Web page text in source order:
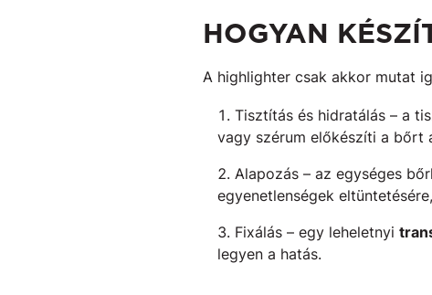
HOGYAN
A highlighter csak akkor mutat
Tisztítás és hidratálás – a
vagy szérum előkészíti a bőrt
Alapozás – az egységes
egyenetlenségek
Fixálás – egy leheletnyi
legyen a hatás.